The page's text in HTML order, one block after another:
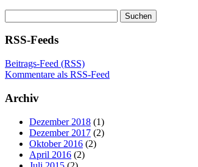
nach:
RSS-Feeds
Beitrags-Feed (RSS)
Kommentare als RSS-Feed
Archiv
Dezember 2018 (1)
Dezember 2017 (2)
Oktober 2016 (2)
April 2016 (2)